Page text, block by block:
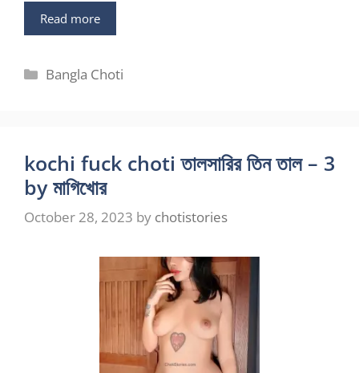
Read more
Categories
Bangla Choti
kochi fuck choti তালসারির তিন তাল – 3
by মাগিখোর
October 28, 2023 by chotistories